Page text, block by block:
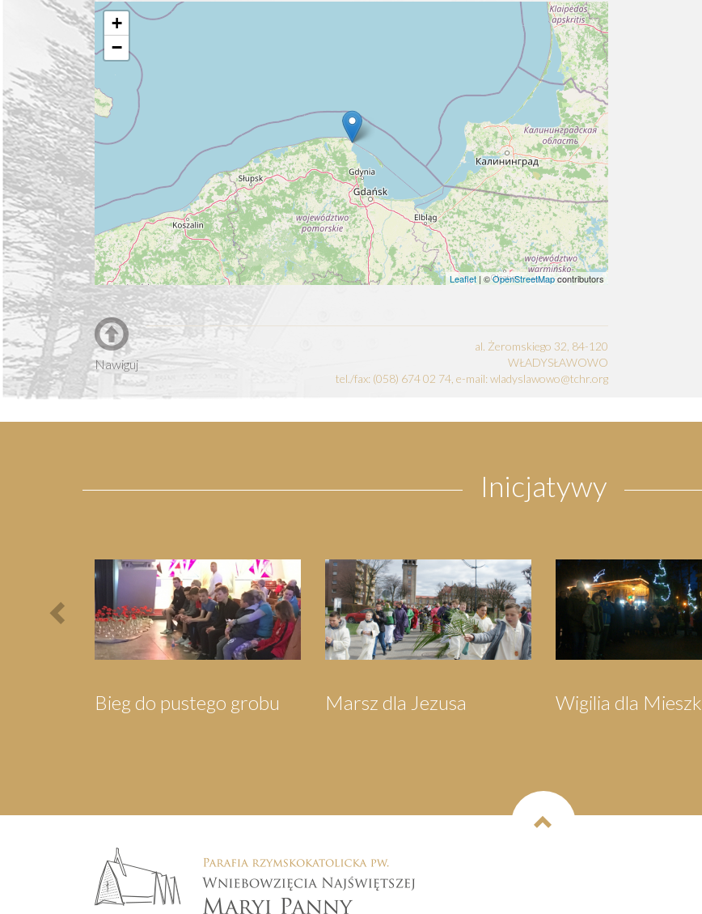
+
−
Leaflet | ©OpenStreetMapcontributors
Nawiguj
al. Żeromskiego 32, 84-120
WŁADYSŁAWOWO
tel./fax: (058) 674 02 74, e-mail: wladyslawowo@tchr.org
Inicjatywy
Pielgrzymka do
Pielgrzymka do
Festyn Parafialny
Previous